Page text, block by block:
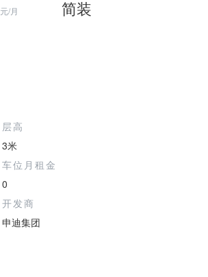
元/月 简装
层高
3米
车位月租金
0
开发商
申迪集团